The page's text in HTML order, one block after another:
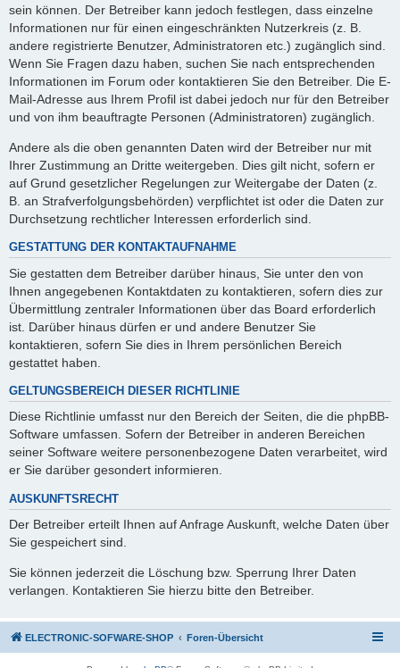
sein können. Der Betreiber kann jedoch festlegen, dass einzelne
Informationen nur für einen eingeschränkten Nutzerkreis (z. B.
andere registrierte Benutzer, Administratoren etc.) zugänglich sind.
Wenn Sie Fragen dazu haben, suchen Sie nach entsprechenden
Informationen im Forum oder kontaktieren Sie den Betreiber. Die E-
Mail-Adresse aus Ihrem Profil ist dabei jedoch nur für den Betreiber
und von ihm beauftragte Personen (Administratoren) zugänglich.
Andere als die oben genannten Daten wird der Betreiber nur mit
Ihrer Zustimmung an Dritte weitergeben. Dies gilt nicht, sofern er
auf Grund gesetzlicher Regelungen zur Weitergabe der Daten (z.
B. an Strafverfolgungsbehörden) verpflichtet ist oder die Daten zur
Durchsetzung rechtlicher Interessen erforderlich sind.
GESTATTUNG DER KONTAKTAUFNAHME
Sie gestatten dem Betreiber darüber hinaus, Sie unter den von
Ihnen angegebenen Kontaktdaten zu kontaktieren, sofern dies zur
Übermittlung zentraler Informationen über das Board erforderlich
ist. Darüber hinaus dürfen er und andere Benutzer Sie
kontaktieren, sofern Sie dies in Ihrem persönlichen Bereich
gestattet haben.
GELTUNGSBEREICH DIESER RICHTLINIE
Diese Richtlinie umfasst nur den Bereich der Seiten, die die phpBB-
Software umfassen. Sofern der Betreiber in anderen Bereichen
seiner Software weitere personenbezogene Daten verarbeitet, wird
er Sie darüber gesondert informieren.
AUSKUNFTSRECHT
Der Betreiber erteilt Ihnen auf Anfrage Auskunft, welche Daten über
Sie gespeichert sind.
Sie können jederzeit die Löschung bzw. Sperrung Ihrer Daten
verlangen. Kontaktieren Sie hierzu bitte den Betreiber.
ELECTRONIC-SOFWARE-SHOP Foren-Übersicht